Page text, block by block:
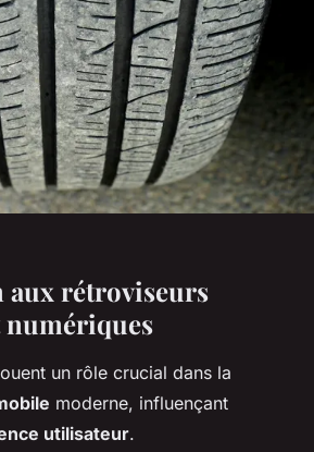
rétroviseurs
numériques
un rôle crucial dans la
moderne, influençant
utilisateur.